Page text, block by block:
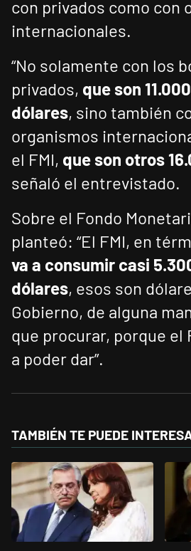
con privados como con
internacionales.
“No solamente con los
privados, que son
dólares, sino también
organismos
el FMI, que son otros
señaló el entrevistado.
Sobre el Fondo
planteó: “El FMI, en
va a consumir casi
dólares, esos son
Gobierno, de alguna
que procurar, porque el
a poder dar”.
TAMBIÉN TE PUEDE